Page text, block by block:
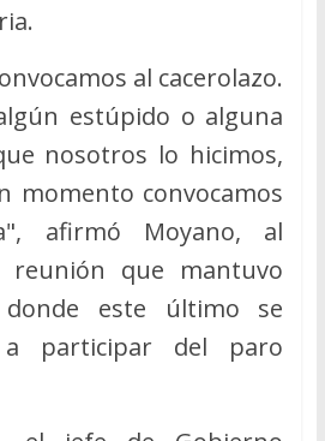
al cacerolazo.
estúpido o alguna
nosotros lo hicimos,
momento convocamos
afirmó Moyano, al
que mantuvo
este último se
a participar del paro